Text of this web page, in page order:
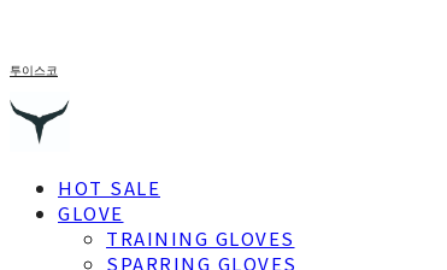
투이스코
HOT SALE
GLOVE
TRAINING GLOVES
SPARRING GLOVES